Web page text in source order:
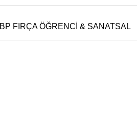
BP FIRÇA ÖĞRENCİ & SANATSAL